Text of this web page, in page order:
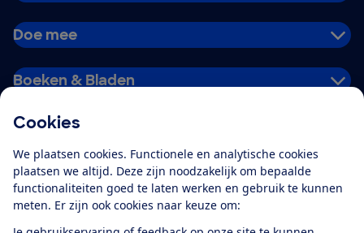
Cookies
We plaatsen cookies. Functionele en analytische cookies
plaatsen we altijd. Deze zijn noodzakelijk om bepaalde
functionaliteiten goed te laten werken en gebruik te kunnen
meten. Er zijn ook cookies naar keuze om:
Doe mee
Boeken & Bladen
Alles over de